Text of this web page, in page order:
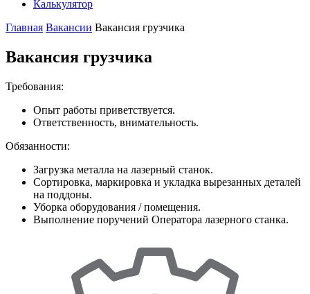
Калькулятор
Главная Вакансии Вакансия грузчика
Вакансия грузчика
Требования:
Опыт работы приветствуется.
Ответственность, внимательность.
Обязанности:
Загрузка металла на лазерный станок.
Сортировка, маркировка и укладка вырезанных деталей
на поддоны.
Уборка оборудования / помещения.
Выполнение поручений Оператора лазерного станка.